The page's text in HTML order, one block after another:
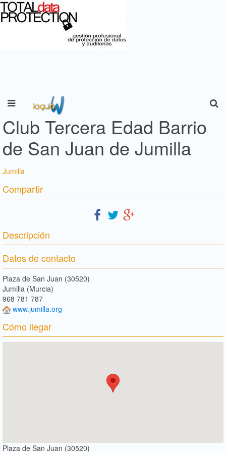
Club Tercera Edad Barrio
de San Juan de Jumilla
Jumilla
Compartir
Descripción
Datos de contacto
Plaza de San Juan (30520)
Jumilla (Murcia)
968 781 787
www.jumilla.org
Cómo llegar
Plaza de San Juan (30520)